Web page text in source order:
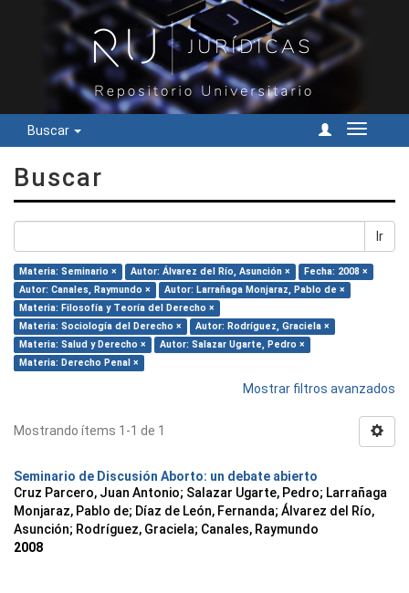
Buscar
Cambiar
Buscar
Ir
Materia: Seminario × Autor: Álvarez del Río, Asunción ×
Fecha: 2008 ×
Autor: Canales, Raymundo ×
Autor: Larrañaga Monjaraz, Pablo de ×
Materia: Filosofía y Teoría del Derecho ×
Materia: Sociología del Derecho ×
Autor: Rodríguez, Graciela ×
Materia: Salud y Derecho ×
Autor: Salazar Ugarte, Pedro ×
Materia: Derecho Penal ×
Mostrar filtros avanzados
Mostrando ítems 1-1 de 1
Seminario de Discusión Aborto: un debate abierto
Cruz Parcero, Juan Antonio; Salazar Ugarte, Pedro; Larrañaga
Monjaraz, Pablo de; Díaz de León, Fernanda; Álvarez del Río,
Asunción; Rodríguez, Graciela; Canales, Raymundo
2008